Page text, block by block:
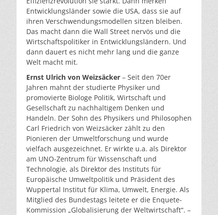
Entwicklungsländer sowie die USA, dass sie auf
ihren Verschwendungsmodellen sitzen bleiben.
Das macht dann die Wall Street nervös und die
Wirtschaftspolitiker in Entwicklungsländern. Und
dann dauert es nicht mehr lang und die ganze
Welt macht mit.
Ernst Ulrich von Weizsäcker – Seit den 70er
Jahren mahnt der studierte Physiker und
promovierte Biologe Politik, Wirtschaft und
Gesellschaft zu nachhaltigem Denken und
Handeln. Der Sohn des Physikers und Philosophen
Carl Friedrich von Weizsäcker zählt zu den
Pionieren der Umweltforschung und wurde
vielfach ausgezeichnet. Er wirkte u.a. als Direktor
am UNO-Zentrum für Wissenschaft und
Technologie, als Direktor des Instituts für
Europäische Umweltpolitik und Präsident des
Wuppertal Institut für Klima, Umwelt, Energie. Als
Mitglied des Bundestags leitete er die Enquete-
Kommission „Globalisierung der Weltwirtschaft“. –